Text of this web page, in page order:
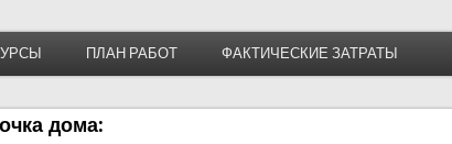
ПЛАН РАБОТ ФАКТИЧЕСКИЕ ЗАТРАТЫ
дома: